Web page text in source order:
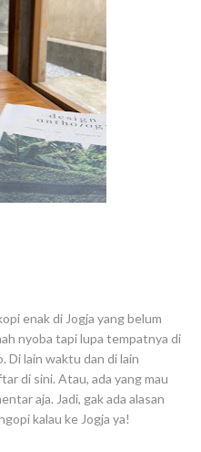
enak di Jogja yang belum
nyoba tapi lupa tempatnya di
Di lain waktu dan di lain
di sini. Atau, ada yang mau
aja. Jadi, gak ada alasan
kalau ke Jogja ya!